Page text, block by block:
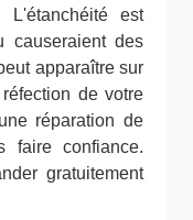
est
causeraient des
apparaître sur
de votre
réparation de
faire confiance.
gratuitement